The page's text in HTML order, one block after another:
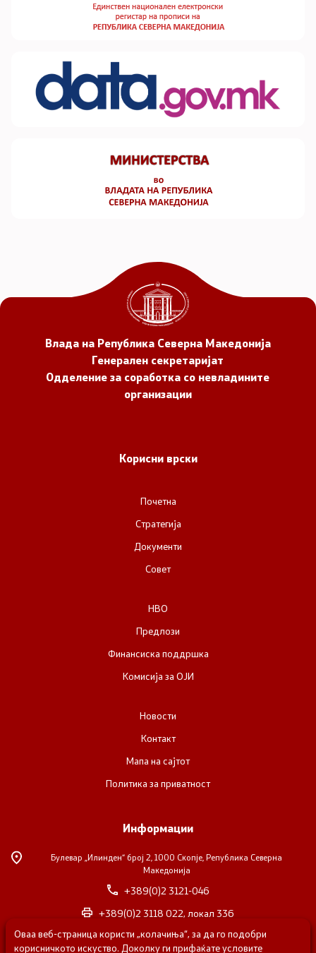
Влада на Република Северна Македонија
Генерален секретаријат
Одделение за соработка со невладините
организации
Корисни врски
Почетна
Стратегија
Документи
Совет
НВО
Предлози
Финансиска поддршка
Комисија за ОЈИ
Новости
Контакт
Мапа на сајтот
Политика за приватност
Информации
Булевар „Илинден“ број 2, 1000 Скопје, Република Северна
Македонија
+389(0)2 3121-046
+389(0)2 3118 022, локал 336
nvosorabotka@gs.gov.mk
Оваа веб-страница користи „колачиња“, за да го подобри
корисничкото искуство. Доколку ги прифаќате условите